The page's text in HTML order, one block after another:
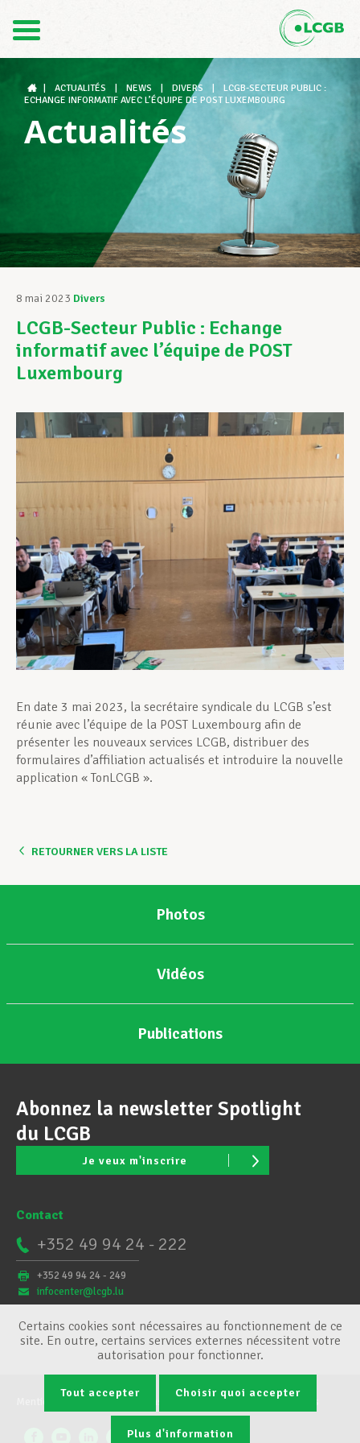
DE
Le LCGB
Structures syndicales
Assistance au Travail
Vos droits
Développement professionnel
Actualités
ACTUALITÉS NEWS DIVERS
LCGB-SECTEUR PUBLIC :
ECHANGE INFORMATIF AVEC L’ÉQUIPE DE POST LUXEMBOURG
Actualités
8 mai 2023 Divers
LCGB-Secteur Public : Echange
informatif avec l’équipe de POST
Luxembourg
En date 3 mai 2023, la secrétaire syndicale du LCGB s’est
réunie avec l’équipe de la POST Luxembourg afin de
présenter les nouveaux services LCGB, distribuer des
formulaires d’affiliation actualisés et introduire la nouvelle
application « TonLCGB ».
RETOURNER VERS LA LISTE
Photos
Vidéos
Publications
Abonnez la newsletter Spotlight
du LCGB
Je veux m'inscrire
Contact
+352 49 94 24 - 222
+352 49 94 24 - 249
infocenter@lcgb.lu
Conditions générales Gestion des cookies
Certains cookies sont nécessaires au fonctionnement de ce
site. En outre, certains services externes nécessitent votre
autorisation pour fonctionner.
Tout accepter Choisir quoi accepter
Plus d'information